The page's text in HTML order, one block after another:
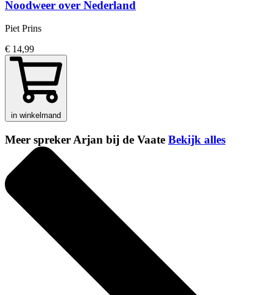
Noodweer over Nederland
Piet Prins
€ 14,99
in winkelmand
Meer spreker Arjan bij de Vaate Bekijk alles